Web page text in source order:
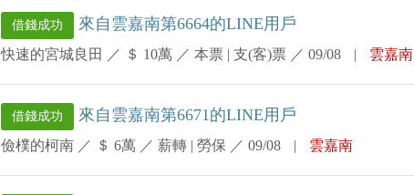
借錢成功 來自雲嘉南第6664的LINE用戶
快速的宮城良田 ／ ＄ 10萬 ／ 本票 | 支(客)票 ／ 09/08 | 雲嘉南
借錢成功 來自雲嘉南第6671的LINE用戶
儉樸的柯南 ／ ＄ 6萬 ／ 薪轉 | 勞保 ／ 09/08 | 雲嘉南